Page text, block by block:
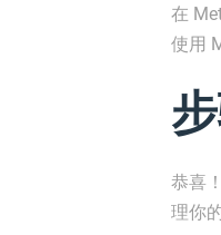
在
使用
恭喜
理你